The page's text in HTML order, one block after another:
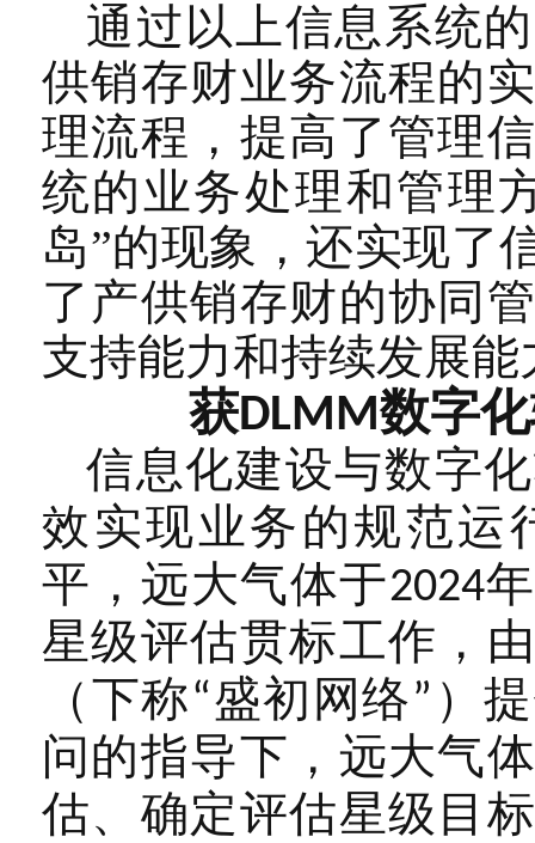
通过以上信息系统
供销存财业务流程的
理流程，提高了管理
统的业务处理和管理
岛”的现象，还实现了
了产供销存财的协同
支持能力和持续发展能
获DLMM数字
信息化建设与数字
效实现业务的规范运
平，远大气体于2024年
星级评估贯标工作，
（下称“盛初网络” ）
问的指导下，远大气
估、确定评估星级目